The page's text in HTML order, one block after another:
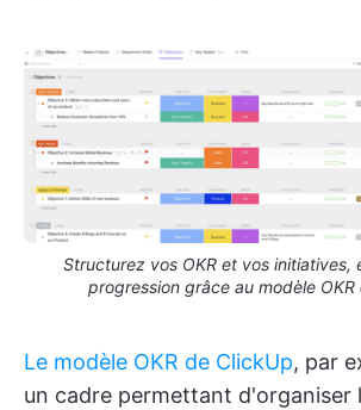
Structurez vos OKR et vos initiatives,
progression grâce au modèle OKR
Le modèle OKR de ClickUp, par
un cadre permettant d'organiser